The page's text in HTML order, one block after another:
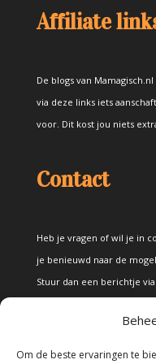
Om de beste ervaringen te
Affiliate
De blogs van
via deze links iets
voor. Dit kost jou niets
Contact
Heb je vragen of wil je in
je benieuwd naar de
Stuur dan een berichtje